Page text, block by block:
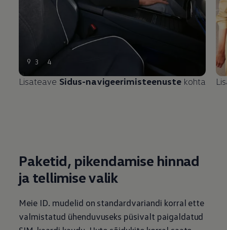
9 3 4
Lisateave Sidus-navigeerimisteenustekohta
Paketid, pikendamise hinnad
ja tellimise valik
Meie ID. mudelid on standardvariandi korral ette
valmistatud ühenduvuseks püsivalt paigaldatud